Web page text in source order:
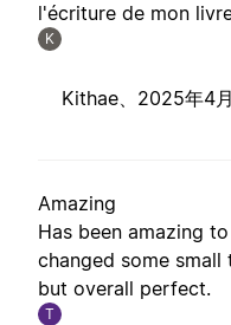
l'écriture de mon
K
Kithae、 2025年4
Amazing
Has been amazing
changed some
but overall perfect.
T